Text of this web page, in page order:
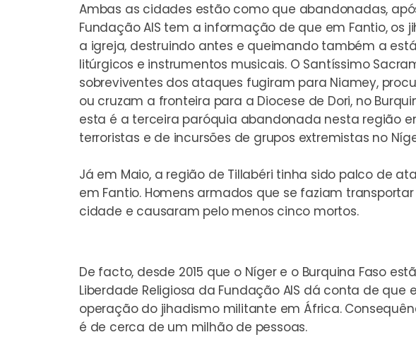
Ambas as cidades estão como que abandonadas,
Fundação AIS tem a informação de que em Fantio,
a igreja, destruindo antes e queimando também a
litúrgicos e instrumentos musicais. O Santíssimo
sobreviventes dos ataques fugiram para Niamey,
ou cruzam a fronteira para a Diocese de Dori, no
esta é a terceira paróquia abandonada nesta região
terroristas e de incursões de grupos extremistas no
Já em Maio, a região de Tillabéri tinha sido palco de
em Fantio. Homens armados que se faziam
cidade e causaram pelo menos cinco mortos.
De facto, desde 2015 que o Níger e o Burquina Faso
Liberdade Religiosa da Fundação AIS dá conta de que
operação do jihadismo militante em África.
é de cerca de um milhão de pessoas.